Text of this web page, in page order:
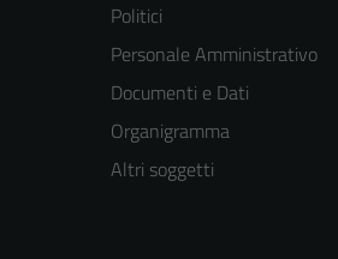
Politici
Personale Amministrativo
Documenti e Dati
Organigramma
Altri soggetti